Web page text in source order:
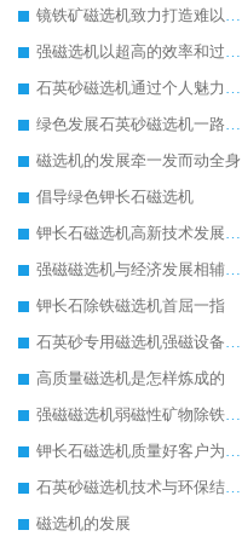
镜铁矿磁选机致力打造难以超越的臻品
强磁选机以超高的效率和过硬的品质备受瞩目
石英砂磁选机通过个人魅力成为行业畅销品
绿色发展石英砂磁选机一路飙升
磁选机的发展牵一发而动全身
倡导绿色钾长石磁选机
钾长石磁选机高新技术发展成为行业助推器
强磁磁选机与经济发展相辅相成
钾长石除铁磁选机首屈一指
石英砂专用磁选机强磁设备里的“精英”
高质量磁选机是怎样炼成的
强磁磁选机弱磁性矿物除铁之首选
钾长石磁选机质量好客户为我们点赞
石英砂磁选机技术与环保结合新时代下的好设备
磁选机的发展